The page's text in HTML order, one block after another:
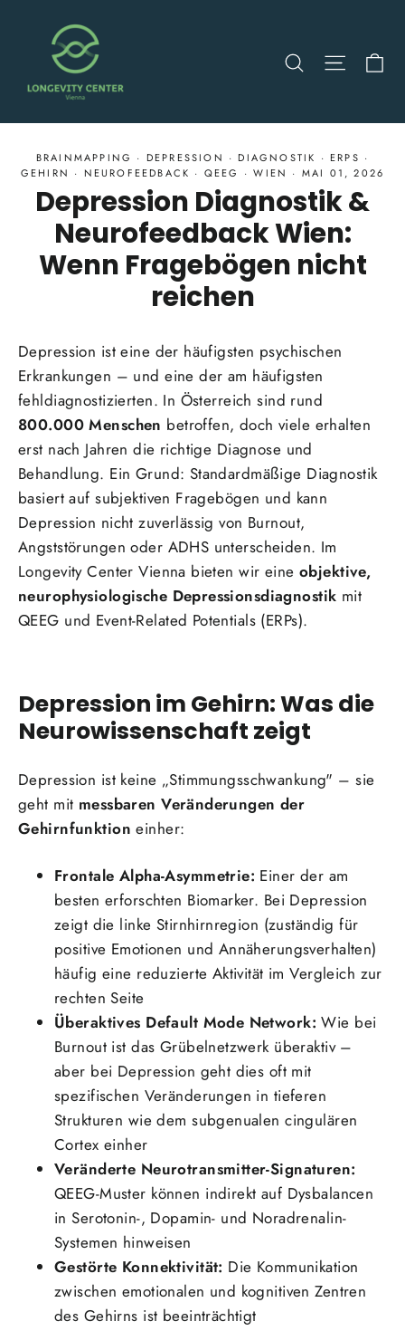
Suche
BRAINMAPPING · DEPRESSION ·DIAGNOSTIK · ERPS ·
GEHIRN · NEUROFEEDBACK · QEEG ·WIEN · MAI 01, 2026
Depression Diagnostik &
Neurofeedback Wien:
Wenn Fragebögen nicht
reichen
Depression ist eine der häufigsten psychischen
Erkrankungen – und eine der am häufigsten
fehldiagnostizierten. In Österreich sind rund
800.000 Menschen betroffen, doch viele erhalten
erst nach Jahren die richtige Diagnose und
Behandlung. Ein Grund: Standardmäßige Diagnostik
basiert auf subjektiven Fragebögen und kann
Depression nicht zuverlässig von Burnout,
Angststörungen oder ADHS unterscheiden. Im
Longevity Center Vienna bieten wir eine objektive,
neurophysiologische Depressionsdiagnostik mit
QEEG und Event-Related Potentials (ERPs).
Depression im Gehirn: Was die
Neurowissenschaft zeigt
Depression ist keine „Stimmungsschwankung" – sie
geht mit messbaren Veränderungen der
Gehirnfunktion einher:
Frontale Alpha-Asymmetrie: Einer der am
besten erforschten Biomarker. Bei Depression
zeigt die linke Stirnhirnregion (zuständig für
positive Emotionen und Annäherungsverhalten)
häufig eine reduzierte Aktivität im Vergleich zur
rechten Seite
Überaktives Default Mode Network: Wie bei
Burnout ist das Grübelnetzwerk überaktiv –
aber bei Depression geht dies oft mit
spezifischen Veränderungen in tieferen
Strukturen wie dem subgenualen cingulären
Cortex einher
Veränderte Neurotransmitter-Signaturen:
QEEG-Muster können indirekt auf Dysbalancen
in Serotonin-, Dopamin- und Noradrenalin-
Systemen hinweisen
Gestörte Konnektivität: Die Kommunikation
zwischen emotionalen und kognitiven Zentren
des Gehirns ist beeinträchtigt